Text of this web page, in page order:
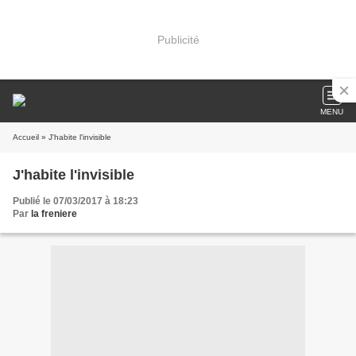
Publicité
MENU
Accueil » J'habite l'invisible
J'habite l'invisible
Publié le 07/03/2017 à 18:23
Par la freniere